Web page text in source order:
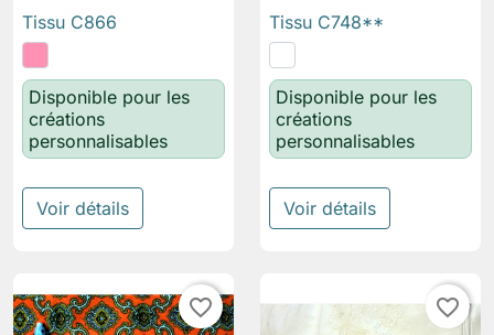
Tissu C866
Disponible pour les
créations
personnalisables
Voir détails
Tissu C748**
Disponible pour les
créations
personnalisables
Voir détails
favorite_border favorite_border